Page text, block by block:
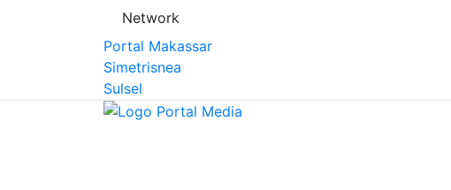
Network
Portal Makassar
Simetrisnea
Sulsel